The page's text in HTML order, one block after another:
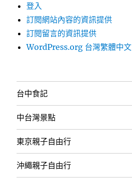
登入
訂閱網站內容的資訊提供
訂閱留言的資訊提供
WordPress.org 台灣繁體中文
台中食記
中台灣景點
東京親子自由行
沖繩親子自由行